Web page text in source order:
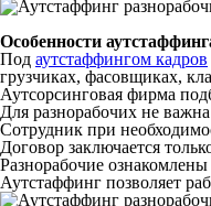
Особенности
Под аутстаффингом кадров
грузчиках, фасовщиках,
Аутсорсинговая фирма
Для разнорабочих не
Сотрудник при
Договор заключается
Разнорабочие
Аутстаффинг позволяет